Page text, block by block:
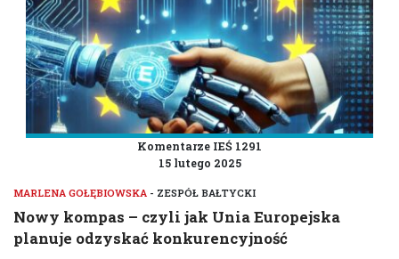
Komentarze IEŚ 1291
15 lutego 2025
MARLENA GOŁĘBIOWSKA - ZESPÓŁ BAŁTYCKI
Nowy kompas – czyli jak Unia Europejska
planuje odzyskać konkurencyjność